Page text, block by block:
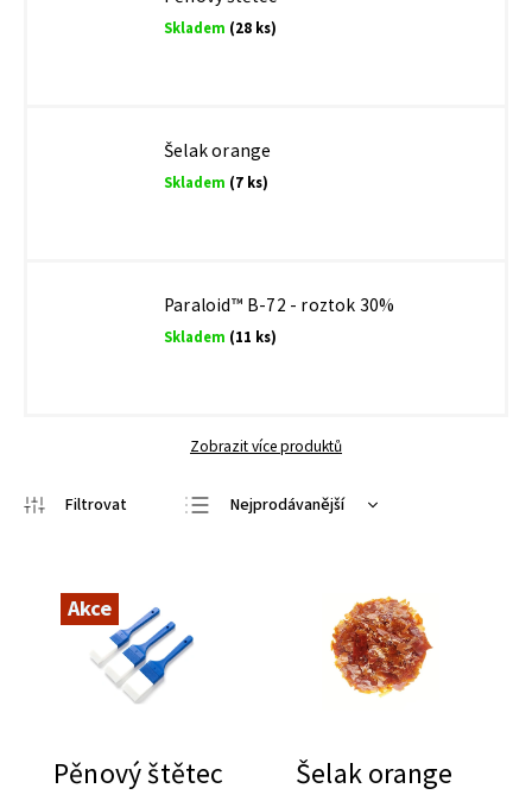
Skladem (28 ks)
Šelak orange
Skladem (7 ks)
Paraloid™ B-72 - roztok 30%
Skladem (11 ks)
Zobrazit více produktů
Nejprodávanější
Akce
Pěnový štětec Šelak orange